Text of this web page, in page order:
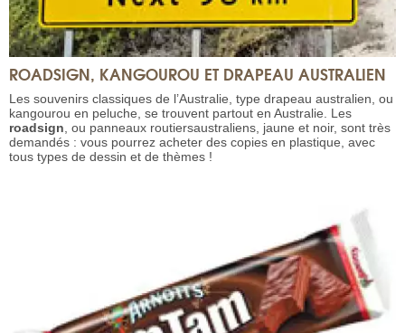
ROADSIGN, KANGOUROU ET DRAPEAU AUSTRALIEN
Les souvenirs classiques de l’Australie, type drapeau australien, ou
kangourou en peluche, se trouvent partout en Australie. Les
roadsign , ou panneaux routiersaustraliens, jaune et noir, sont très
demandés : vous pourrez acheter des copies en plastique, avec
tous types de dessin et de thèmes !